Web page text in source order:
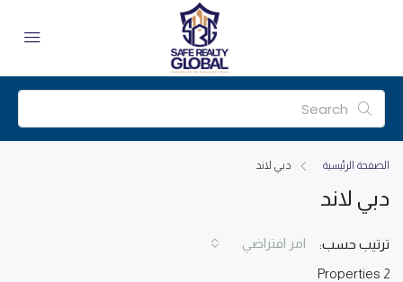
الصفحة الرئيسية دبي لاند
دبي لاند
2 Properties
ترتيب حسب: امر افتراضي